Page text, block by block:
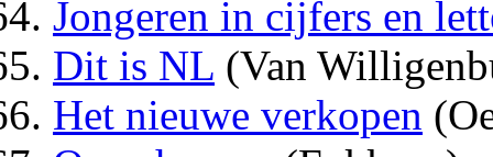
Jongeren in cijfers en
Dit is NL (Van
Het nieuwe verkopen